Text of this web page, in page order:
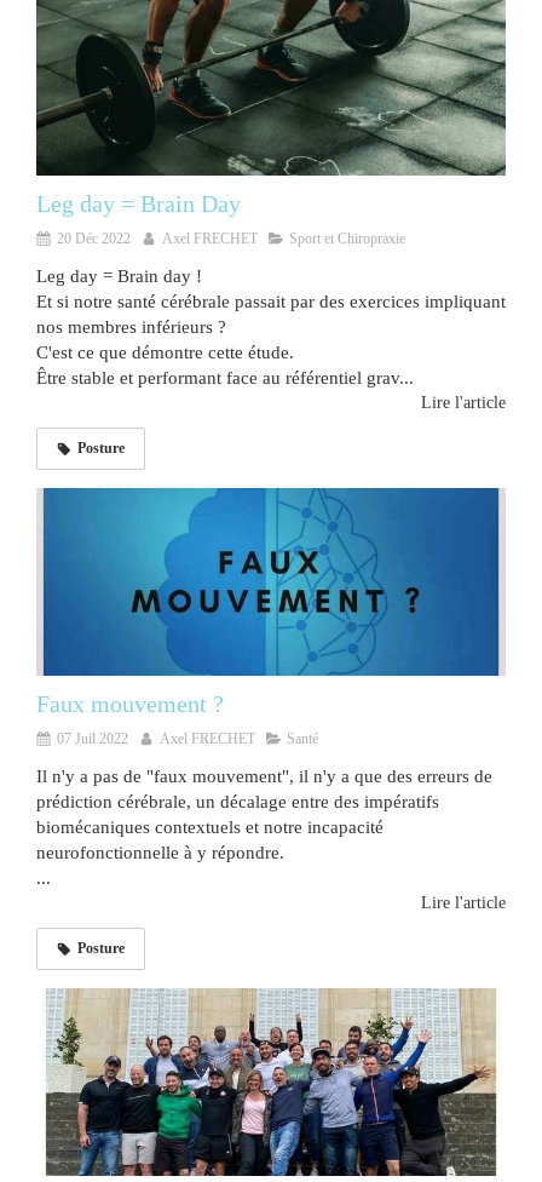
Leg day = Brain Day
20 Déc 2022 Axel FRECHET Sport et Chiropraxie
Leg day = Brain day !
Et si notre santé cérébrale passait par des exercices impliquant
nos membres inférieurs ?
C'est ce que démontre cette étude.
Être stable et performant face au référentiel grav...
Lire l'article
Posture
Faux mouvement ?
07 Juil 2022 Axel FRECHET Santé
Il n'y a pas de "faux mouvement", il n'y a que des erreurs de
prédiction cérébrale, un décalage entre des impératifs
biomécaniques contextuels et notre incapacité
neurofonctionnelle à y répondre.
...
Lire l'article
Posture